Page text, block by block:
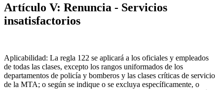
Artículo V: Renuncia - Servicios
insatisfactorios
Aplicabilidad: La regla 122 se aplicará a los oficiales y empleados
de todas las clases, excepto los rangos uniformados de los
departamentos de policía y bomberos y las clases críticas de servicio
de la MTA; o según se indique o se excluya específicamente, o